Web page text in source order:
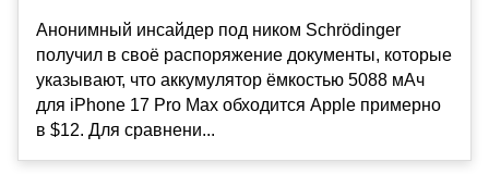
Анонимный инсайдер под ником Schrödinger
получил в своё распоряжение документы, которые
указывают, что аккумулятор ёмкостью 5088 мАч
для iPhone 17 Pro Max обходится Apple примерно
в $12. Для сравнени...